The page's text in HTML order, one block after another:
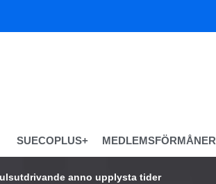
SUECOPLUS+ MEDLEMSFÖRMÅNER
anno upplysta tider